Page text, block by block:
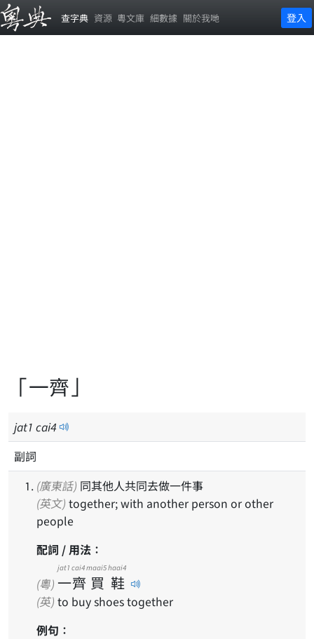
查字典 資源 粵文庫 細數據 關於我哋 登入
「一齊」
jat1 cai4
副詞
(廣東話) 同其他人共同去做一件事
(英文)
people
配詞 / 用法：
(粵) 一
jat1
齊
cai4
買
maai5
鞋
haai4
(英) to buy shoes together
例句：